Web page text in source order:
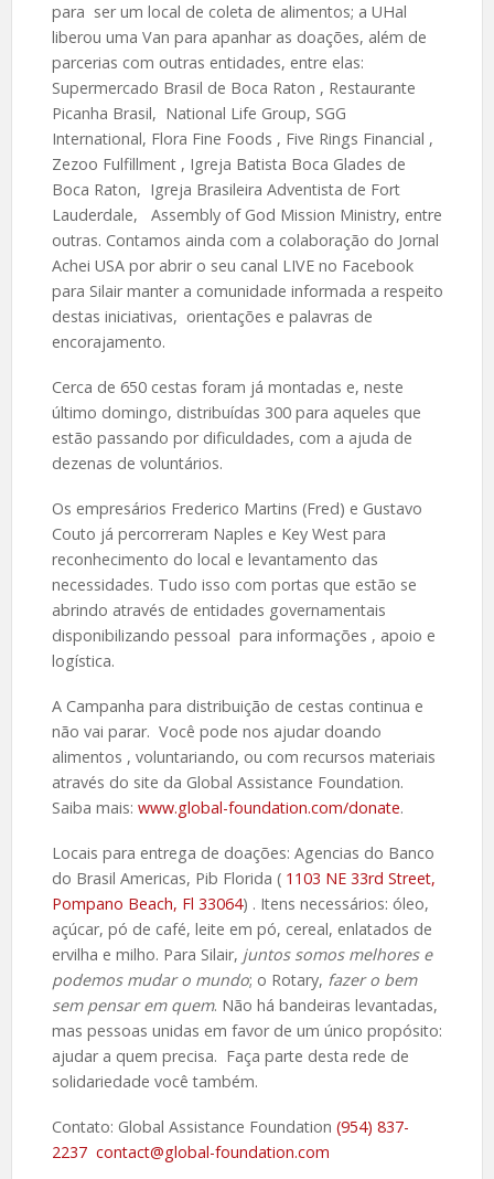
para ser um local de coleta de alimentos; a UHal
liberou uma Van para apanhar as doações, além de
parcerias com outras entidades, entre elas:
Supermercado Brasil de Boca Raton , Restaurante
Picanha Brasil, National Life Group, SGG
International, Flora Fine Foods , Five Rings Financial ,
Zezoo Fulfillment , Igreja Batista Boca Glades de
Boca Raton, Igreja Brasileira Adventista de Fort
Lauderdale, Assembly of God Mission Ministry, entre
outras. Contamos ainda com a colaboração do Jornal
Achei USA por abrir o seu canal LIVE no Facebook
para Silair manter a comunidade informada a respeito
destas iniciativas, orientações e palavras de
encorajamento.
Cerca de 650 cestas foram já montadas e, neste
último domingo, distribuídas 300 para aqueles que
estão passando por dificuldades, com a ajuda de
dezenas de voluntários.
Os empresários Frederico Martins (Fred) e Gustavo
Couto já percorreram Naples e Key West para
reconhecimento do local e levantamento das
necessidades. Tudo isso com portas que estão se
abrindo através de entidades governamentais
disponibilizando pessoal para informações , apoio e
logística.
A Campanha para distribuição de cestas continua e
não vai parar. Você pode nos ajudar doando
alimentos , voluntariando, ou com recursos materiais
através do site da Global Assistance Foundation.
Saiba mais: www.global-foundation.com/donate.
Locais para entrega de doações: Agencias do Banco
do Brasil Americas, Pib Florida ( 1103 NE 33rd Street,
Pompano Beach, Fl 33064) . Itens necessários: óleo,
açúcar, pó de café, leite em pó, cereal, enlatados de
ervilha e milho. Para Silair, juntos somos melhores e
podemos mudar o mundo; o Rotary, fazer o bem
sem pensar em quem. Não há bandeiras levantadas,
mas pessoas unidas em favor de um único propósito:
ajudar a quem precisa. Faça parte desta rede de
solidariedade você também.
Contato: Global Assistance Foundation (954) 837-
2237 contact@global-foundation.com